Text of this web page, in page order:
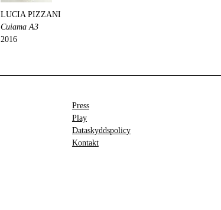
LUCIA PIZZANI
Cuiama A3
2016
Press
Play
Dataskyddspolicy
Kontakt